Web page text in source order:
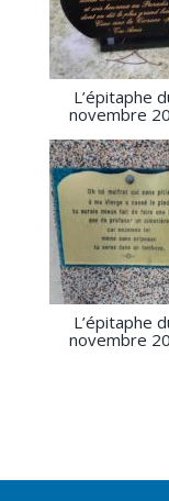
L’épitaphe
novembre
L’épitaphe
novembre